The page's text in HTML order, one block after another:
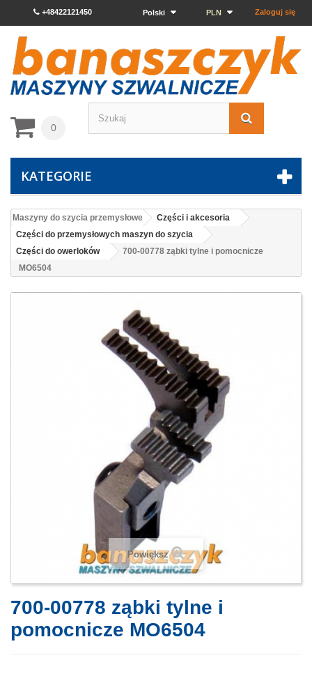
Zaloguj się
PLN
Polski
+48422121450
0
KATEGORIE
Maszyny do szycia przemysłowe
Części i akcesoria
Części do przemysłowych maszyn do szycia
Części do owerloków
700-00778 ząbki tylne i pomocnicze
MO6504
Powiększ
700-00778 ząbki tylne i
pomocnicze MO6504